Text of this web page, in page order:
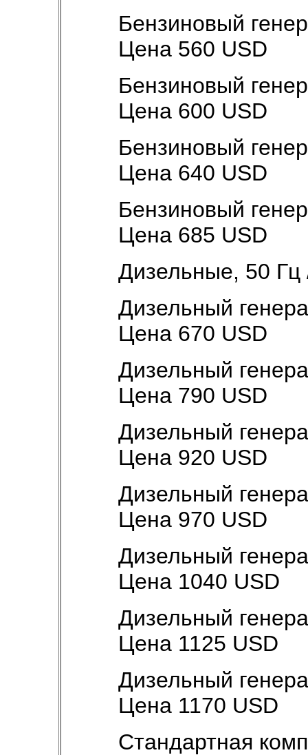
Бензиновый
Цена 560 USD
Бензиновый
Цена 600 USD
Бензиновый
Цена 640 USD
Бензиновый
Цена 685 USD
Дизельные, 50 Гц
Дизельный
Цена 670 USD
Дизельный
Цена 790 USD
Дизельный
Цена 920 USD
Дизельный
Цена 970 USD
Дизельный
Цена 1040 USD
Дизельный
Цена 1125 USD
Дизельный
Цена 1170 USD
Стандартная